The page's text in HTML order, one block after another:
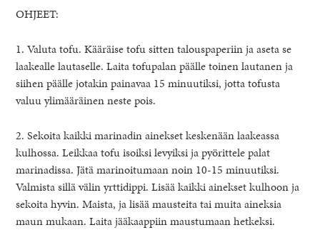
OHJEET:
1. Valuta tofu. Kääräise tofu sitten talouspaperiin ja aseta se
laakealle lautaselle. Laita tofupalan päälle toinen lautanen ja
siihen päälle jotakin painavaa 15 minuutiksi, jotta tofusta
valuu ylimääräinen neste pois.
2. Sekoita kaikki marinadin ainekset keskenään laakeassa
kulhossa. Leikkaa tofu isoiksi levyiksi ja pyörittele palat
marinadissa. Jätä marinoitumaan noin 10-15 minuutiksi.
Valmista sillä välin yrttidippi. Lisää kaikki ainekset kulhoon ja
sekoita hyvin. Maista, ja lisää mausteita tai muita aineksia
maun mukaan. Laita jääkaappiin maustumaan hetkeksi.